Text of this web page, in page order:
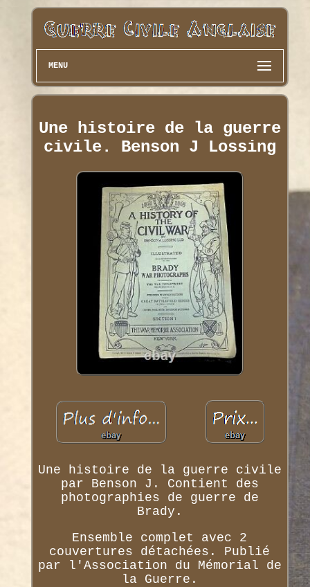
MENU
Une histoire de la guerre
civile. Benson J Lossing
Une histoire de la guerre civile
par Benson J. Contient des
photographies de guerre de
Brady.
Ensemble complet avec 2
couvertures détachées. Publié
par l'Association du Mémorial de
la Guerre.